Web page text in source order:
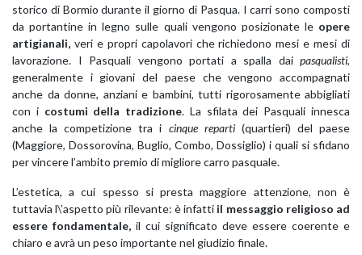
storico di Bormio durante il giorno di Pasqua. I carri sono composti
da portantine in legno sulle quali vengono posizionate le opere
artigianali, veri e propri capolavori che richiedono mesi e mesi di
lavorazione. I Pasquali vengono portati a spalla dai pasqualisti,
generalmente i giovani del paese che vengono accompagnati
anche da donne, anziani e bambini, tutti rigorosamente abbigliati
con i costumi della tradizione. La sfilata dei Pasquali innesca
anche la competizione tra i cinque reparti(quartieri) del paese
(Maggiore, Dossorovina, Buglio, Combo, Dossiglio) i quali si sfidano
per vincere l’ambito premio di migliore carro pasquale.
L’estetica, a cui spesso si presta maggiore attenzione, non è
tuttavia l\’aspetto più rilevante: è infatti il messaggio religioso ad
essere fondamentale, il cui significato deve essere coerente e
chiaro e avrà un peso importante nel giudizio finale.